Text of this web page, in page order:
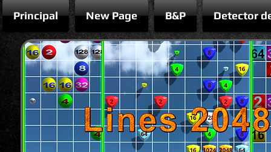
Principal New Page B&P Detector